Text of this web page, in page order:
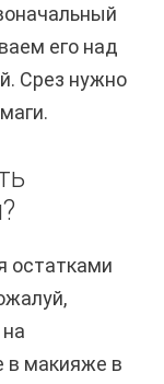
его над
Срез нужно
остатками
в макияже в